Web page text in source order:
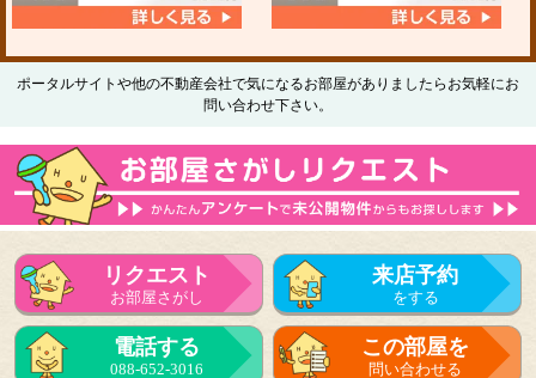
ポータルサイトや他の不動産会社で気になるお部屋がありましたらお気軽にお
問い合わせ下さい。
リクエスト
お部屋さがし
来店予約
をする
電話する
088-652-3016
この部屋を
問い合わせる